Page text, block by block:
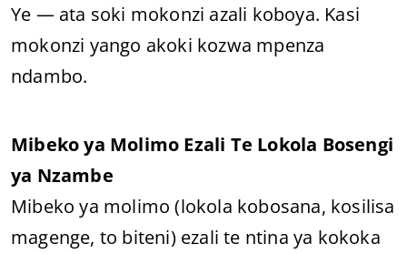
Ye — ata soki mokonzi azali koboya. Kasi
mokonzi yango akoki kozwa mpenza
ndambo.
Mibeko ya Molimo Ezali Te Lokola Bosengi
ya Nzambe
Mibeko ya molimo (lokola kobosana, kosilisa
magenge, to biteni) ezali te ntina ya kokoka